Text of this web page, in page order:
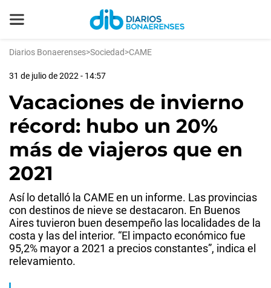
Diarios Bonaerenses>Sociedad>CAME
31 de julio de 2022 - 14:57
Vacaciones de invierno
récord: hubo un 20%
más de viajeros que en
2021
Así lo detalló la CAME en un informe. Las provincias
con destinos de nieve se destacaron. En Buenos
Aires tuvieron buen desempeño las localidades de la
costa y las del interior. “El impacto económico fue
95,2% mayor a 2021 a precios constantes”, indica el
relevamiento.